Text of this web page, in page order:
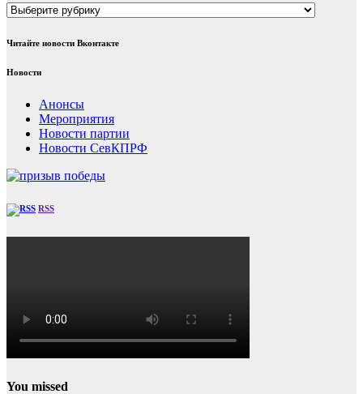
Рубрики
Читайте новости Вконтакте
Новости
Анонсы
Мероприятия
Новости партии
Новости СевКПРФ
RSS
You missed